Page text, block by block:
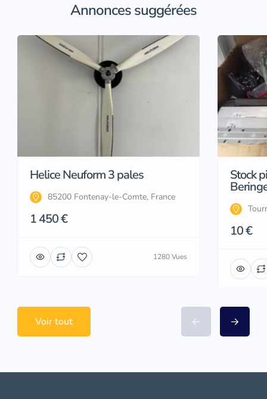
Annonces suggérées
Helice Neuform 3 pales
85200 Fontenay-le-Comte, France
1 450 €
1280 Vues
Stock
10 €
Voir tout